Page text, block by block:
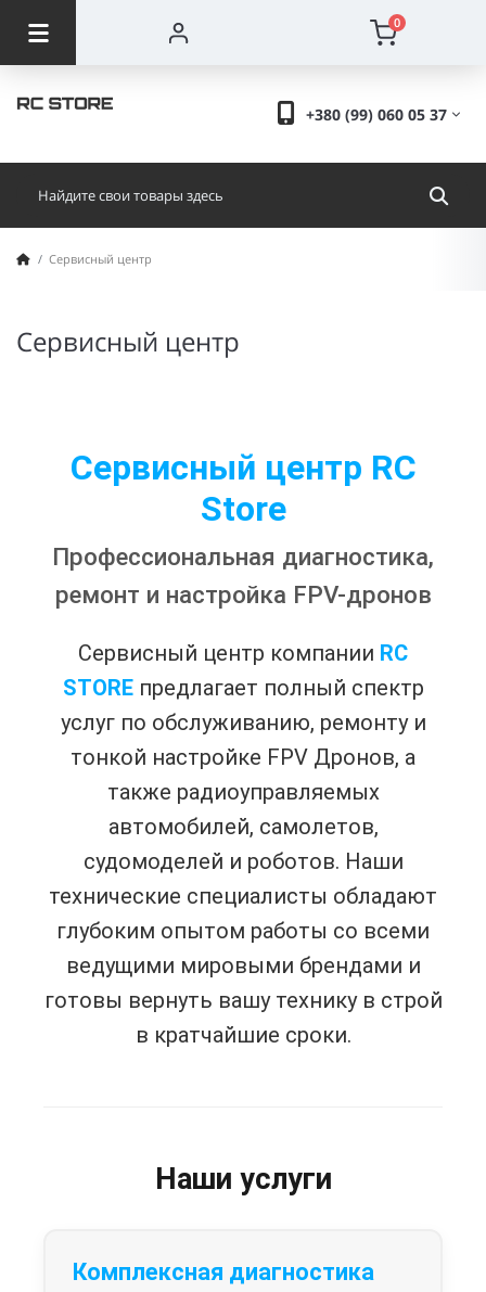
0
+380 (99) 060 05 37
Сервисный центр
Сервисный центр
Сервисный центр RC
Store
Профессиональная диагностика,
ремонт и настройка FPV-дронов
Сервисный центр компании RC
STOREпредлагает полный спектр
услуг по обслуживанию, ремонту и
тонкой настройке FPV Дронов, а
также радиоуправляемых
автомобилей, самолетов,
судомоделей и роботов. Наши
технические специалисты обладают
глубоким опытом работы со всеми
ведущими мировыми брендами и
готовы вернуть вашу технику в строй
в кратчайшие сроки.
Наши услуги
Комплексная диагностика